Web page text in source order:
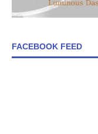
FACEBOOK FEED